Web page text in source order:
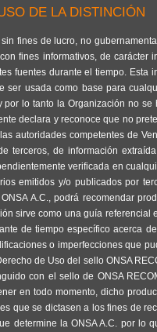
DE LA DISTINCIÓN
fines de lucro, no
fines informativos, de carácter
fuentes durante el tiempo. Esta
ser usada como base para
lo tanto la Organización no
declara y reconoce que no
autoridades competentes de
terceros, de información
verificada en
emitidos y/o publicados por
A.C., podrá recomendar
sirve como una guía
de tiempo específico acerca
o imperfecciones que
de Uso del sello ONSA
con el sello de ONSA
en todo momento, dicho
que se dictasen a los fines de
determine la ONSA A.C. por lo